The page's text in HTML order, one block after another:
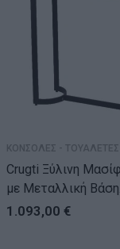
ΚΟΝΣΟΛΕΣ - ΤΟΥΑΛΕΤΕΣ
Crugti Ξύλινη
με Μεταλλική Βάση
(91x36x90)cm
1.093,00 €